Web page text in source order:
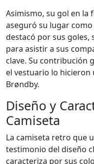
Asimismo, su gol en la
aseguró su lugar
destacó por sus goles,
para asistir a sus
clave. Su contribución
el vestuario lo hicieron
Brøndby.
Diseño y
Camiseta
La camiseta retro que
testimonio del diseño
caracteriza por sus